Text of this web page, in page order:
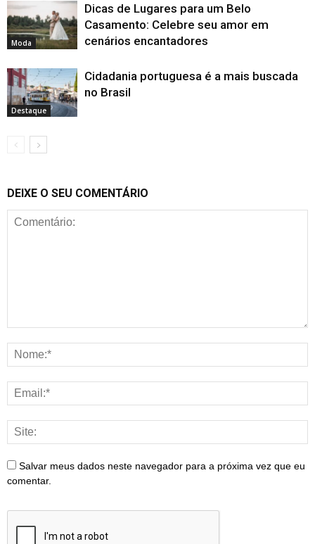
Moda
Dicas de Lugares para um Belo
Casamento: Celebre seu amor em
cenários encantadores
Destaque
Cidadania portuguesa é a mais buscada
no Brasil
DEIXE O SEU COMENTÁRIO
Salvar meus dados neste navegador para a próxima vez que eu
comentar.